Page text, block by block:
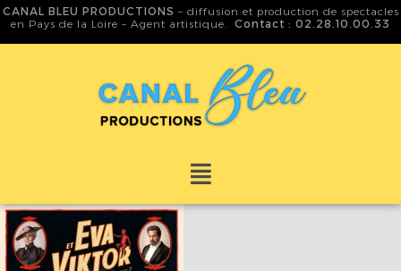
CANAL BLEU PRODUCTIONS – diffusion et production de spectacles
en Pays de la Loire – Agent artistique. Contact : 02.28.10.00.33